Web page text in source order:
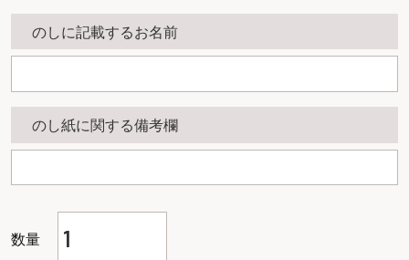
須
のしに記載するお名前
のし紙に関する備考欄